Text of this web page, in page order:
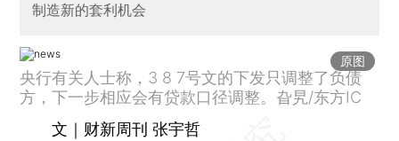
制造新的套利机会
原图
央行有关人士称，3 8 7号文的下发只调整了负债
方，下一步相应会有贷款口径调整。旮旯/东方IC
文｜财新周刊 张宇哲